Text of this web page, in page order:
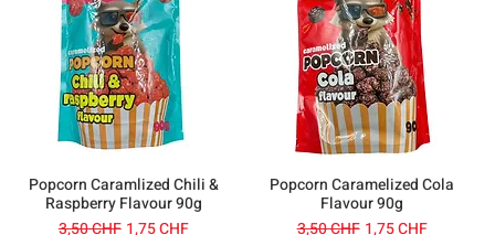
Popcorn Caramlized Chili &
Raspberry Flavour 90g
Standardpreis
3,50 CHF Sale-Preis
1,75 CHF
Popcorn Caramelized Cola
Flavour 90g
Standardpreis
3,50 CHF Sale-Preis
1,75 CHF